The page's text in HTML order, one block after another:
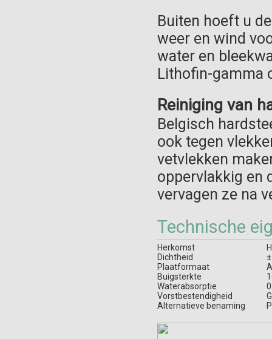
Buiten hoeft u
weer en wind
water en
Lithofin-gamma
Reiniging van
Belgisch
ook tegen
vetvlekken
oppervlakkig en
vervagen ze na
Technische
Herkomst
Dichtheid
Plaatformaat
Buigsterkte
Waterabsorptie
Vorstbestendigheid
Alternatieve benaming